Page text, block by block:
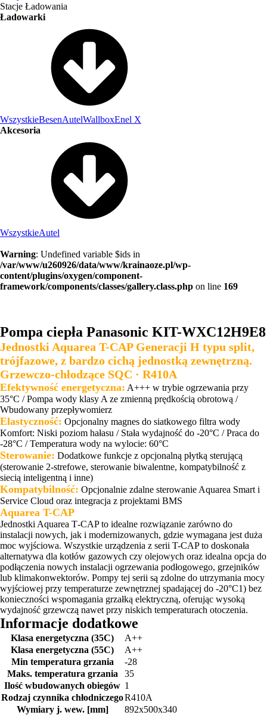
Stacje Ładowania
Ładowarki
WszystkieBesenAutelWallboxEnel X
Akcesoria
WszystkieAutel
Warning: Undefined variable $ids in
/var/www/u260926/data/www/krainaoze.pl/wp-
content/plugins/oxygen/component-
framework/components/classes/gallery.class.php on line 169
Pompa ciepła Panasonic KIT-WXC12H9E8
Jednostki Aquarea T-CAP Generacji H typu split,
trójfazowe, z bardzo cichą jednostką zewnętrzną.
Grzewczo-chłodzące SQC · R410A
Efektywność energetyczna: A+++ w trybie ogrzewania przy
35°C / Pompa wody klasy A ze zmienną prędkością obrotową /
Wbudowany przepływomierz
Elastyczność: Opcjonalny magnes do siatkowego filtra wody
Komfort: Niski poziom hałasu / Stała wydajność do -20°C / Praca do
-28°C / Temperatura wody na wylocie: 60°C
Sterowanie: Dodatkowe funkcje z opcjonalną płytką sterującą
(sterowanie 2-strefowe, sterowanie biwalentne, kompatybilność z
siecią inteligentną i inne)
Kompatybilność: Opcjonalnie zdalne sterowanie Aquarea Smart i
Service Cloud oraz integracja z projektami BMS
Aquarea T-CAP
Jednostki Aquarea T‑CAP to idealne rozwiązanie zarówno do
instalacji nowych, jak i modernizowanych, gdzie wymagana jest duża
moc wyjściowa. Wszystkie urządzenia z serii T-CAP to doskonała
alternatywa dla kotłów gazowych czy olejowych oraz idealna opcja do
podłączenia nowych instalacji ogrzewania podłogowego, grzejników
lub klimakonwektorów. Pompy tej serii są zdolne do utrzymania mocy
wyjściowej przy temperaturze zewnętrznej spadającej do -20°C1) bez
konieczności wspomagania grzałką elektryczną, oferując wysoką
wydajność grzewczą nawet przy niskich temperaturach otoczenia.
Informacje dodatkowe
Klasa energetyczna (35C)
A++
Klasa energetyczna (55C)
A++
Min temperatura grzania
-28
Maks. temperatura grzania
35
Ilość wbudowanych obiegów 1
Rodzaj czynnika chłodniczegoR410A
Wymiary j. wew. [mm]
892x500x340